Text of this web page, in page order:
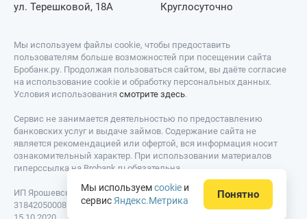
ул. Терешковой, 18А Круглосуточно
Мы используем файлы cookie, чтобы предоставить
пользователям больше возможностей при посещении сайта
Бробанк.ру. Продолжая пользоваться сайтом, вы даёте согласие
на использование cookie и обработку персональных данных.
Условия использования смотрите здесь.
Сервис не занимается деятельностью по предоставлению
банковских услуг и выдаче займов. Содержание сайта не
является рекомендацией или офертой, вся информация носит
ознакомительный характер. При использовании материалов
гиперссылка на Brobank.ru обязательна.
ИП Ярошевский Д.И. ИНН: 423082922740. ОГРНИП:
318420500081301. Свидетельство на товарный знак № 779639 от
Мы используемcookie и
сервис Яндекс.Метрика Понятно